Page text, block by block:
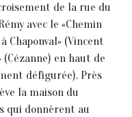
de la rue du
avec le «Chemin
Chaponval» (Vincent
(Cézanne) en haut de
défigurée). Près
la maison du
qui donnèrent au